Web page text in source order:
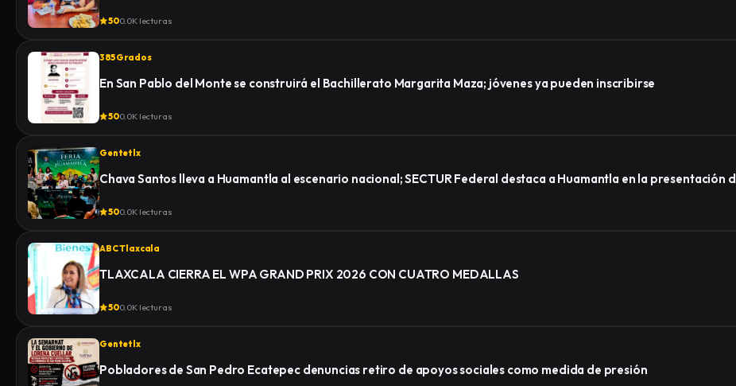
500.0K lecturas
385 Grados
En San Pablo del Monte se construirá el Bachillerato Margarita Maza; jóvenes ya pueden inscribirse
500.0K lecturas
Gentetlx
Chava Santos lleva a Huamantla al escenario nacional; SECTUR Federal destaca a Huamantla en la presentación
500.0K lecturas
ABC Tlaxcala
TLAXCALA CIERRA EL WPA GRAND PRIX 2026 CON CUATRO MEDALLAS
500.0K lecturas
Gentetlx
Pobladores de San Pedro Ecatepec denuncias retiro de apoyos sociales como medida de presión